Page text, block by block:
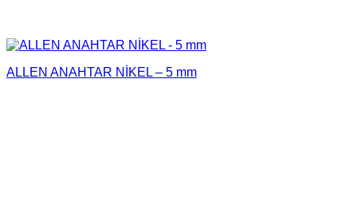
ALLEN ANAHTAR NİKEL – 5 mm